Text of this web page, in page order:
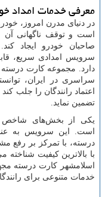
معرفی خدمات امداد
در دنیای مدرن امروز،
است و توقف ناگهانی آن
صاحبان خودرو ایجاد
سرویس امدادی سریع،
دارد. مجموعه کارت درسته
سراسری در ایران،
اعتماد رانندگان را جلب
تضمین نماید.
یکی از بخش‌های شاخص
است. این سرویس به
درسته، با تمرکز بر رفع
با بالاترین کیفیت
اسلامشهر کارت درسته
خدمات متنوعی برای